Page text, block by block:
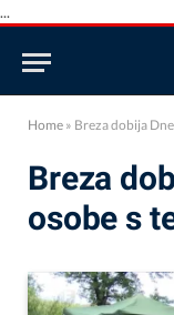
...
Home » Breza dobija
Breza
osobe s